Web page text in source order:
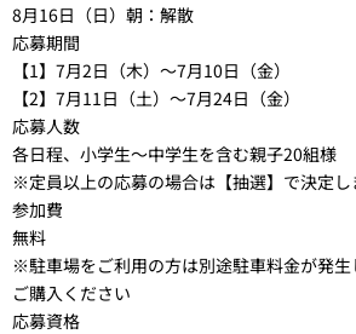
8月16日（日） 朝：解散
応募期間
【1】7月2日（木）～7月10日（金）
【2】 7月11日（土） ～7月24日（金）
応募人数
各日程、小学生～中学生を含む親子20組様
※定員以上の応募の場合は【抽選】で決定し
参加費
無料
※駐車場をご利用の方は別途駐車料金が発生
ご購入ください
応募資格